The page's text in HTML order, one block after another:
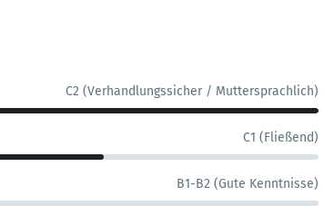
C2 (Verhandlungssicher / Muttersprachlich)
C1 (Fließend)
B1-B2 (Gute Kenntnisse)